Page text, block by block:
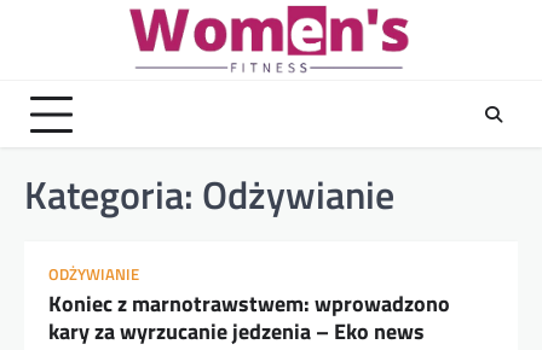
Kategoria: Odżywianie
ODŻYWIANIE
Koniec z marnotrawstwem: wprowadzono
kary za wyrzucanie jedzenia – Eko news